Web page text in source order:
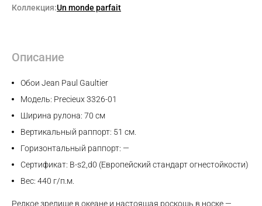
Коллекция:Un monde parfait
Описание
Обои Jean Paul Gaultier
Модель: Precieux 3326-01
Ширина рулона: 70 см
Вертикальный раппорт: 51 см.
Горизонтальный раппорт: —
Сертификат: B-s2,d0 (Европейский стандарт огнестойкости)
Вес: 440 г/п.м.
Редкое зрелище в океане и настоящая роскошь в носке —
Telegram